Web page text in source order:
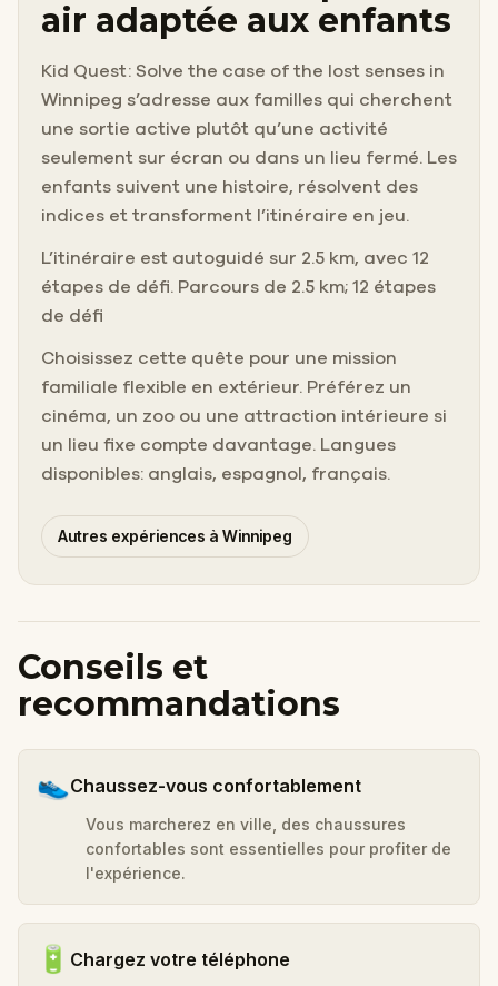
air adaptée aux enfants
Kid Quest: Solve the case of the lost senses in
Winnipeg s’adresse aux familles qui cherchent
une sortie active plutôt qu’une activité
seulement sur écran ou dans un lieu fermé. Les
enfants suivent une histoire, résolvent des
indices et transforment l’itinéraire en jeu.
L’itinéraire est autoguidé sur 2.5 km, avec 12
étapes de défi. Parcours de 2.5 km; 12 étapes
de défi
Choisissez cette quête pour une mission
familiale flexible en extérieur. Préférez un
cinéma, un zoo ou une attraction intérieure si
un lieu fixe compte davantage. Langues
disponibles: anglais, espagnol, français.
Autres expériences à Winnipeg
Conseils et
recommandations
👟Chaussez-vous confortablement
Vous marcherez en ville, des chaussures
confortables sont essentielles pour profiter de
l'expérience.
🔋 Chargez votre téléphone